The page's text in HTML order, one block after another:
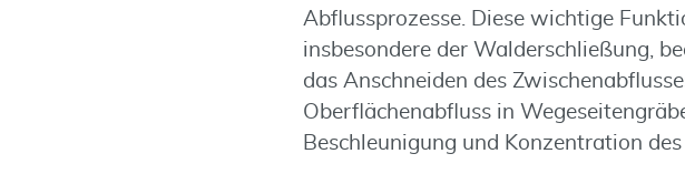
Abflussprozesse. Diese wichtige
insbesondere der Walderschließung,
das Anschneiden des
Oberflächenabfluss in
Beschleunigung und Konzentration